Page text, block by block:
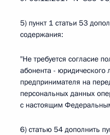
5) пункт 1 статьи 53
содержания:
"Не требуется согласие
абонента - юридического
предпринимателя на
персональных данных
с настоящим
6) статью 54 дополнить